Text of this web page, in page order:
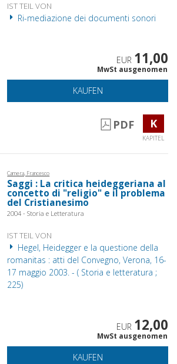
IST TEIL VON
Ri-mediazione dei documenti sonori
EUR 11,00
MwSt ausgenomen
KAUFEN
PDF K
KAPITEL
Camera, Francesco
Saggi : La critica heideggeriana al
concetto di "religio" e il problema
del Cristianesimo
2004 - Storia e Letteratura
IST TEIL VON
Hegel, Heidegger e la questione della
romanitas : atti del Convegno, Verona, 16-
17 maggio 2003. - ( Storia e letteratura ;
225)
EUR 12,00
MwSt ausgenomen
KAUFEN